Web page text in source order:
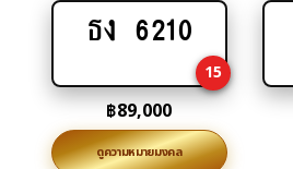
Add
cart
ธง 6210
15
฿89,000
ดูความหมายมงคล